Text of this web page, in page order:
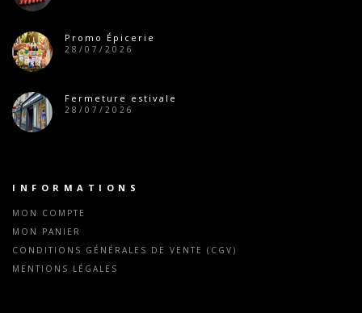
Promo Épicerie
28/07/2026
Fermeture estivale
28/07/2026
INFORMATIONS
MON COMPTE
MON PANIER
CONDITIONS GÉNÉRALES DE VENTE (CGV)
MENTIONS LÉGALES